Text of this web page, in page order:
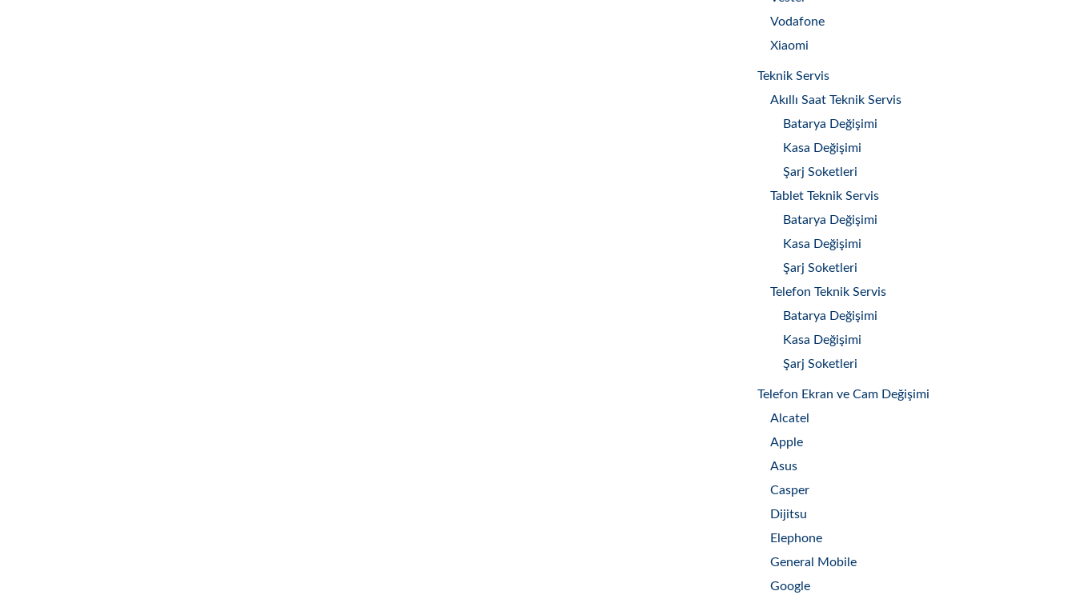
Vodafone
Xiaomi
Teknik Servis
Akıllı Saat Teknik Servis
Batarya Değişimi
Kasa Değişimi
Şarj Soketleri
Tablet Teknik Servis
Batarya Değişimi
Kasa Değişimi
Şarj Soketleri
Telefon Teknik Servis
Batarya Değişimi
Kasa Değişimi
Şarj Soketleri
Telefon Ekran ve Cam Değişimi
Alcatel
Apple
Asus
Casper
Dijitsu
Elephone
General Mobile
Google